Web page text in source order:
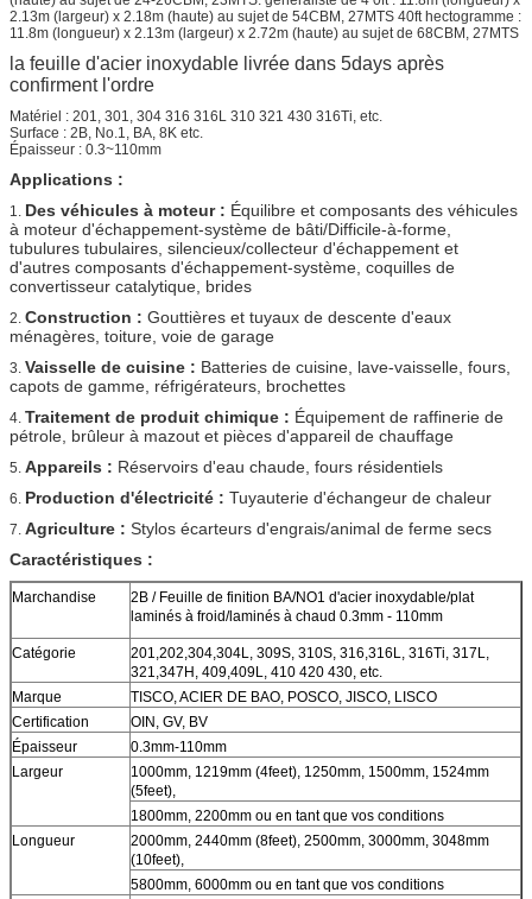
2.13m (largeur) x 2.18m (haute) au sujet de 54CBM, 27MTS 40ft hectogramme :
11.8m (longueur) x 2.13m (largeur) x 2.72m (haute) au sujet de 68CBM, 27MTS
la feuille d'acier inoxydable livrée dans 5days après
confirment l'ordre
Matériel : 201, 301, 304 316 316L 310 321 430 316Ti, etc.
Surface : 2B, No.1, BA, 8K etc.
Épaisseur : 0.3~110mm
Applications :
1. Des véhicules à moteur : Équilibre et composants des véhicules
à moteur d'échappement-système de bâti/Difficile-à-forme,
tubulures tubulaires, silencieux/collecteur d'échappement et
d'autres composants d'échappement-système, coquilles de
convertisseur catalytique, brides
2. Construction : Gouttières et tuyaux de descente d'eaux
ménagères, toiture, voie de garage
3. Vaisselle de cuisine : Batteries de cuisine, lave-vaisselle, fours,
capots de gamme, réfrigérateurs, brochettes
4. Traitement de produit chimique : Équipement de raffinerie de
pétrole, brûleur à mazout et pièces d'appareil de chauffage
5. Appareils : Réservoirs d'eau chaude, fours résidentiels
6. Production d'électricité : Tuyauterie d'échangeur de chaleur
7. Agriculture : Stylos écarteurs d'engrais/animal de ferme secs
Caractéristiques :
Marchandise
2B / Feuille de finition BA/NO1 d'acier inoxydable/plat
laminés à froid/laminés à chaud 0.3mm - 110mm
Catégorie
201,202,304,304L, 309S, 310S, 316,316L, 316Ti, 317L,
321,347H, 409,409L, 410 420 430, etc.
Marque
TISCO, ACIER DE BAO, POSCO, JISCO, LISCO
Certification
OIN, GV, BV
Épaisseur
0.3mm-110mm
Largeur
1000mm, 1219mm (4feet), 1250mm, 1500mm, 1524mm
(5feet),
1800mm, 2200mm ou en tant que vos conditions
Longueur
2000mm, 2440mm (8feet), 2500mm, 3000mm, 3048mm
(10feet),
5800mm, 6000mm ou en tant que vos conditions